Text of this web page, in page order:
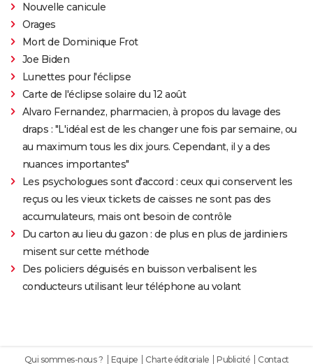
Nouvelle canicule
Orages
Mort de Dominique Frot
Joe Biden
Lunettes pour l'éclipse
Carte de l'éclipse solaire du 12 août
Alvaro Fernandez, pharmacien, à propos du lavage des
draps : "L'idéal est de les changer une fois par semaine, ou
au maximum tous les dix jours. Cependant, il y a des
nuances importantes"
Les psychologues sont d'accord : ceux qui conservent les
reçus ou les vieux tickets de caisses ne sont pas des
accumulateurs, mais ont besoin de contrôle
Du carton au lieu du gazon : de plus en plus de jardiniers
misent sur cette méthode
Des policiers déguisés en buisson verbalisent les
conducteurs utilisant leur téléphone au volant
Qui sommes-nous ? Equipe Charte éditoriale Publicité Contact